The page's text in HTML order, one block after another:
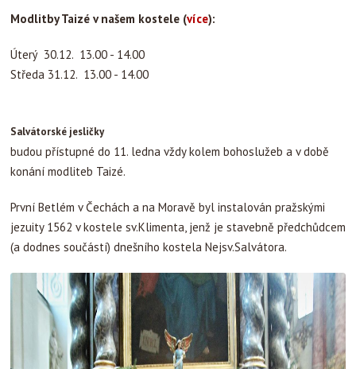
Modlitby Taizé v našem kostele (více):
Úterý 30.12. 13.00 - 14.00
Středa 31.12. 13.00 - 14.00
Salvátorské jesličky
budou přístupné do 11. ledna vždy kolem bohoslužeb a v době
konání modliteb Taizé.
První Betlém v Čechách a na Moravě byl instalován pražskými
jezuity 1562 v kostele sv.Klimenta, jenž je stavebně předchůdcem
(a dodnes součástí) dnešního kostela Nejsv.Salvátora.